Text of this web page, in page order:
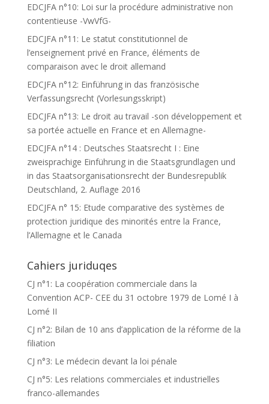
EDCJFA n°10: Loi sur la procédure administrative non
contentieuse -VwVfG-
EDCJFA n°11: Le statut constitutionnel de
l’enseignement privé en France, éléments de
comparaison avec le droit allemand
EDCJFA n°12: Einführung in das französische
Verfassungsrecht (Vorlesungsskript)
EDCJFA n°13: Le droit au travail -son développement et
sa portée actuelle en France et en Allemagne-
EDCJFA n°14 : Deutsches Staatsrecht I : Eine
zweisprachige Einführung in die Staatsgrundlagen und
in das Staatsorganisationsrecht der Bundesrepublik
Deutschland, 2. Auflage 2016
EDCJFA n° 15: Etude comparative des systèmes de
protection juridique des minorités entre la France,
l’Allemagne et le Canada
Cahiers juriduqes
CJ n°1: La coopération commerciale dans la
Convention ACP- CEE du 31 octobre 1979 de Lomé I à
Lomé II
CJ n°2: Bilan de 10 ans d’application de la réforme de la
filiation
CJ n°3: Le médecin devant la loi pénale
CJ n°5: Les relations commerciales et industrielles
franco-allemandes